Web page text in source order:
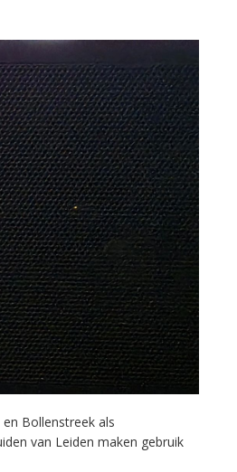
Bollenstreek als
van Leiden maken gebruik